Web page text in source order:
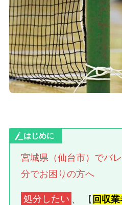
はじめに
宮城県（仙台市）でバ
分でお困りの方へ
処分したい 、 【 回収